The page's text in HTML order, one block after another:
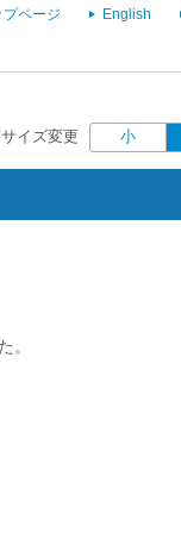
ページ English
イズ変更 小
。